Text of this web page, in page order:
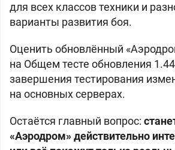
для всех классов техники и
варианты развития боя.
Оценить обновлённый
на Общем тесте обновления
завершения тестирования
на основных серверах.
Остаётся главный вопрос:
«Аэродром» действительно